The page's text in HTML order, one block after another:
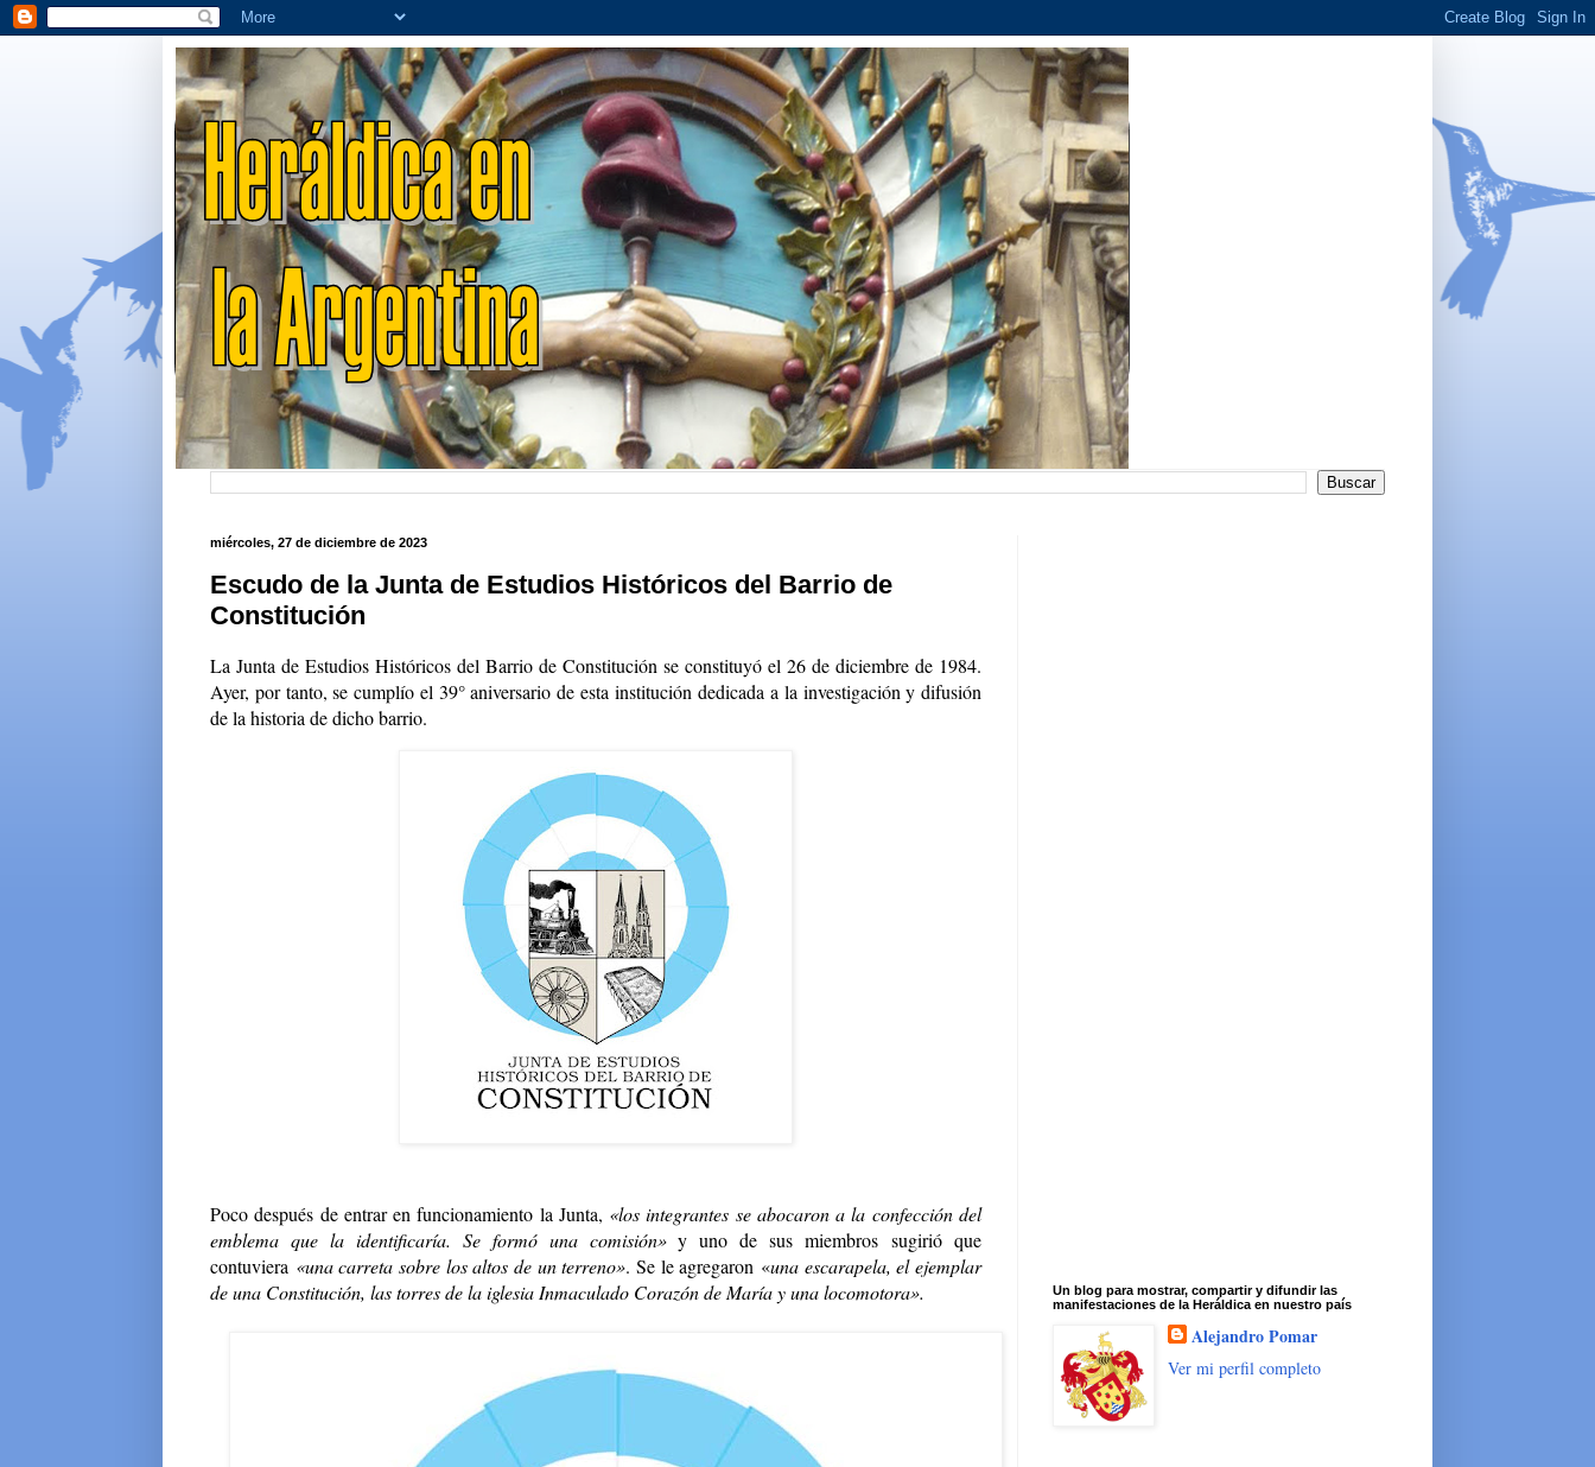
miércoles, 27 de diciembre de 2023
Escudo de la Junta de Estudios Históricos del Barrio de
Constitución
La Junta de Estudios Históricos del Barrio de Constitución se constituyó el 26 de diciembre de 1984.
Ayer, por tanto, se cumplío el 39° aniversario de esta institucióndedicada a la investigación y difusión
de la historia de dicho barrio.
Poco después de entrar en funcionamiento la Junta, «los integrantes se abocaron a la confección del
emblema que la identificaría. Se formó una comisión»y uno de sus miembrossugirió que
contuviera «una carreta sobre los altos de un terreno». Se le agregaron «una escarapela, el ejemplar
de una Constitución, las torres de la iglesia Inmaculado Corazón de María y una locomotora».
Un blog para mostrar, compartir y difundir las
manifestaciones de la Heráldica en nuestro país
Alejandro Pomar
Ver mi perfil completo